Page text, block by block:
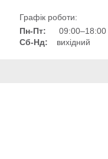
Графік роботи:
Пн-Пт:
09:00–18:00
Сб-Нд:
вихідний